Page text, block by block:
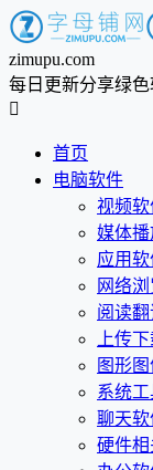
zimupu.com
每日更新分享绿色

首页
电脑软件
视频软
媒体播
应用
网络浏
阅读
上传
图形图
系统
聊天软
硬件相